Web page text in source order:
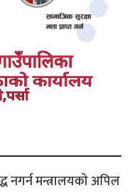
नगर्न मन्त्रालयको अपिल